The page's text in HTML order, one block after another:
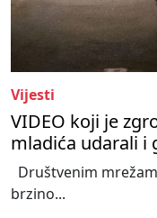
Vijesti
VIDEO koji je
mladića udarali i
Društvenim
brzino...